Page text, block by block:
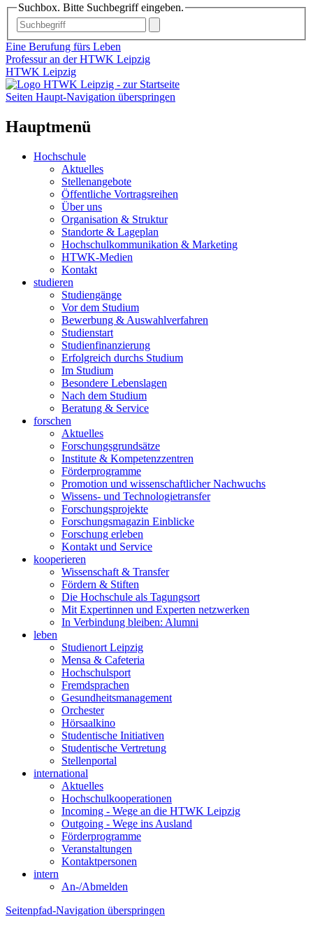
Suchbox. Bitte Suchbegriff eingeben.
Eine Berufung fürs Leben
Professur an der HTWK Leipzig
HTWK Leipzig
Seiten Haupt-Navigation überspringen
Hauptmenü
Hochschule
Aktuelles
Stellenangebote
Öffentliche Vortragsreihen
Über uns
Organisation & Struktur
Standorte & Lageplan
Hochschulkommunikation & Marketing
HTWK-Medien
Kontakt
studieren
Studiengänge
Vor dem Studium
Bewerbung & Auswahlverfahren
Studienstart
Studienfinanzierung
Erfolgreich durchs Studium
Im Studium
Besondere Lebenslagen
Nach dem Studium
Beratung & Service
forschen
Aktuelles
Forschungsgrundsätze
Institute & Kompetenzzentren
Förderprogramme
Promotion und wissenschaftlicher Nachwuchs
Wissens- und Technologietransfer
Forschungsprojekte
Forschungsmagazin Einblicke
Forschung erleben
Kontakt und Service
kooperieren
Wissenschaft & Transfer
Fördern & Stiften
Die Hochschule als Tagungsort
Mit Expertinnen und Experten netzwerken
In Verbindung bleiben: Alumni
leben
Studienort Leipzig
Mensa & Cafeteria
Hochschulsport
Fremdsprachen
Gesundheitsmanagement
Orchester
Hörsaalkino
Studentische Initiativen
Studentische Vertretung
Stellenportal
international
Aktuelles
Hochschulkooperationen
Incoming - Wege an die HTWK Leipzig
Outgoing - Wege ins Ausland
Förderprogramme
Veranstaltungen
Kontaktpersonen
intern
An-/Abmelden
Seitenpfad-Navigation überspringen